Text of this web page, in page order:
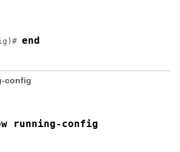
end
config
running-config